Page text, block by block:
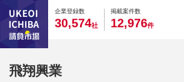
企業登録数
0
3
0
0,
0
5
0
74社
掲載案件数
0
1
0
2,
0
9
0
76件
飛翔興業